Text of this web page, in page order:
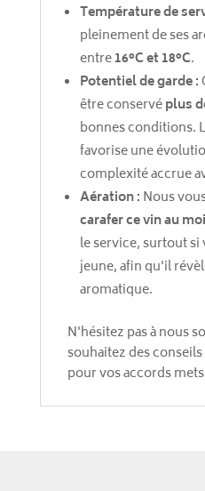
Température de
pleinement de ses
entre16°C et 18°C.
Potentiel de garde :
être conservéplus
bonnes conditions.
favorise une
complexité accrue
Aération : Nous
carafer ce vin au
le service, surtout si
jeune, afin qu'il
aromatique.
N'hésitez pas à nous
souhaitez des
pour vos accords